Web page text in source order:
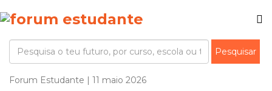
Forum Estudante | 11 maio 2026